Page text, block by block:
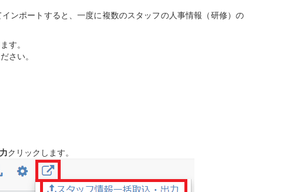
ンポートすると、一度に複数のスタッフの人事情報（研修）の
す。
さい。
クリックします。